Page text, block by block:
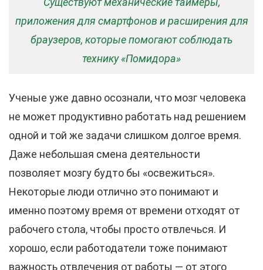
приложения для смартфонов и расширения для
браузеров, которые помогают соблюдать
технику «Помидора»
Ученые уже давно осознали, что мозг человека
не может продуктивно работать над решением
одной и той же задачи слишком долгое время.
Даже небольшая смена деятельности
позволяет мозгу будто бы «освежиться».
Некоторые люди отлично это понимают и
именно поэтому время от времени отходят от
рабочего стола, чтобы просто отвлечься. И
хорошо, если работодатели тоже понимают
важность отвлечения от работы — от этого